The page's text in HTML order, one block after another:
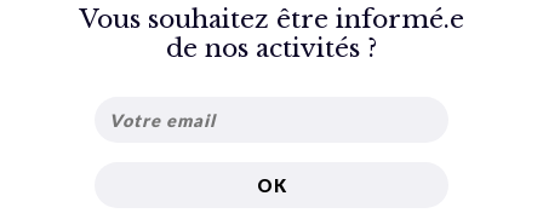
Vous souhaitez être informé.e
de nos activités ?